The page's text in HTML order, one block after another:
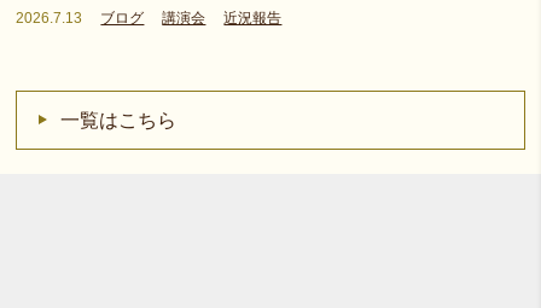
2026.7.13 ブログ 講演会 近況報告
一覧はこちら